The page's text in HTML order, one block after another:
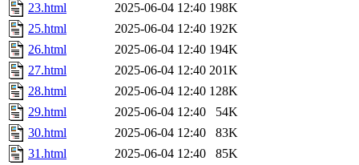
23.html
2025-06-04 12:40 198K
25.html
2025-06-04 12:40 192K
26.html
2025-06-04 12:40 194K
27.html
2025-06-04 12:40 201K
28.html
2025-06-04 12:40 128K
29.html
2025-06-04 12:40
54K
30.html
2025-06-04 12:40
83K
31.html
2025-06-04 12:40
85K